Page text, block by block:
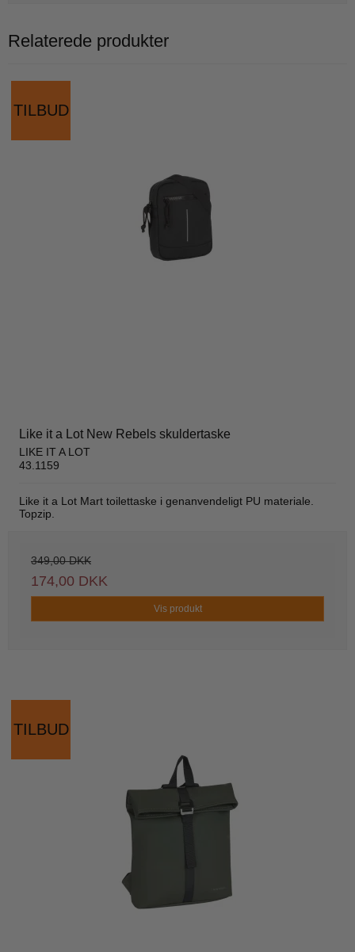
Relaterede produkter
TILBUD
Like it a Lot New Rebels skuldertaske
LIKE IT A LOT
43.1159
Like it a Lot Mart toilettaske i genanvendeligt PU materiale.
Topzip.
349,00 DKK
174,00 DKK
Vis produkt
TILBUD